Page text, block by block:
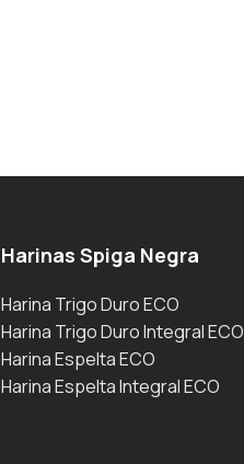
Harinas Spiga Negra
Harina Trigo Duro ECO
Harina Trigo Duro Integral ECO
Harina Espelta ECO
Harina Espelta Integral ECO